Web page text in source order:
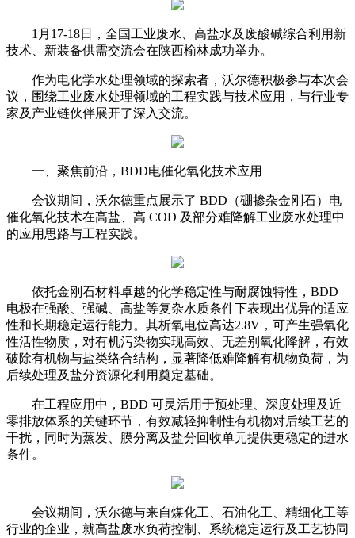
1月17-18日，全国工业废水、高盐水及废酸碱综合利用新
技术、新装备供需交流会在陕西榆林成功举办。
作为电化学水处理领域的探索者，沃尔德积极参与本次会
议，围绕工业废水处理领域的工程实践与技术应用，与行业专
家及产业链伙伴展开了深入交流。
一、聚焦前沿，BDD电催化氧化技术应用
会议期间，沃尔德重点展示了 BDD（硼掺杂金刚石）电
催化氧化技术在高盐、高 COD 及部分难降解工业废水处理中
的应用思路与工程实践。
依托金刚石材料卓越的化学稳定性与耐腐蚀特性，BDD
电极在强酸、强碱、高盐等复杂水质条件下表现出优异的适应
性和长期稳定运行能力。其析氧电位高达2.8V，可产生强氧化
性活性物质，对有机污染物实现高效、无差别氧化降解，有效
破除有机物与盐类络合结构，显著降低难降解有机物负荷，为
后续处理及盐分资源化利用奠定基础。
在工程应用中，BDD 可灵活用于预处理、深度处理及近
零排放体系的关键环节，有效减轻抑制性有机物对后续工艺的
干扰，同时为蒸发、膜分离及盐分回收单元提供更稳定的进水
条件。
会议期间，沃尔德与来自煤化工、石油化工、精细化工等
行业的企业，就高盐废水负荷控制、系统稳定运行及工艺协同